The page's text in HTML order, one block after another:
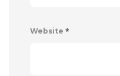
Website *